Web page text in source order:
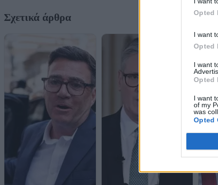
Opted
I want
Opted
I want
Opted
I want
of my
was
Opted
Σχετικά άρθρα